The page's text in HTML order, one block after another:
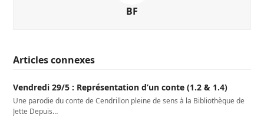
BF
Articles connexes
Vendredi 29/5 : Représentation d’un conte (1.2 & 1.4)
Une parodie du conte de Cendrillon pleine de sens à la Bibliothèque de
Jette Depuis…